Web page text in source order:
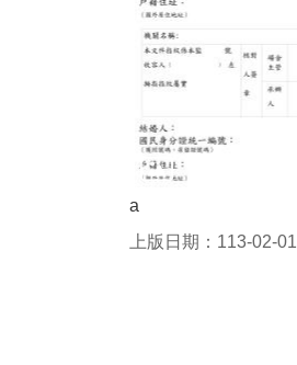
a
上版日期：113-02-01